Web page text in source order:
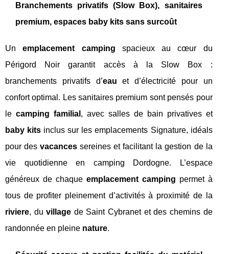
Branchements privatifs (Slow Box), sanitaires
premium, espaces baby kits sans surcoût
Unemplacement camping spacieux au cœur du
Périgord Noir garantit accès à la Slow Box :
branchements privatifs d’eau et d’électricité pour un
confort optimal. Les sanitaires premium sont pensés pour
le camping familial , avec salles de bain privatives et
baby kits inclus sur les emplacements Signature, idéals
pour desvacances sereines et facilitant la gestion de la
vie quotidienne en camping Dordogne. L’espace
généreux de chaque emplacement camping permet à
tous de profiter pleinement d’activités à proximité de la
riviere, duvillage de Saint Cybranet et des chemins de
randonnée en pleine nature.